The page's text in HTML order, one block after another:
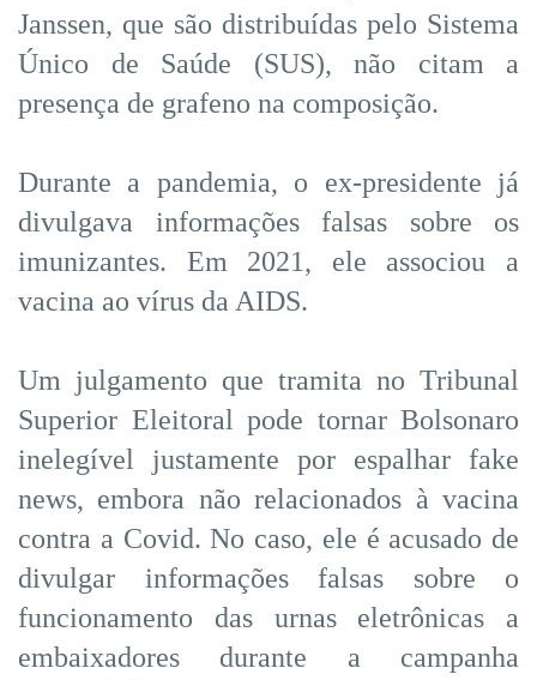
Janssen, que são distribuídas pelo Sistema
Único de Saúde (SUS), não citam a
presença de grafeno na composição.
Durante a pandemia, o ex-presidente já
divulgava informações falsas sobre os
imunizantes. Em 2021, ele associou a
vacina ao vírus da AIDS.
Um julgamento que tramita no Tribunal
Superior Eleitoral pode tornar Bolsonaro
inelegível justamente por espalhar fake
news, embora não relacionados à vacina
contra a Covid. No caso, ele é acusado de
divulgar informações falsas sobre o
funcionamento das urnas eletrônicas a
embaixadores durante a campanha